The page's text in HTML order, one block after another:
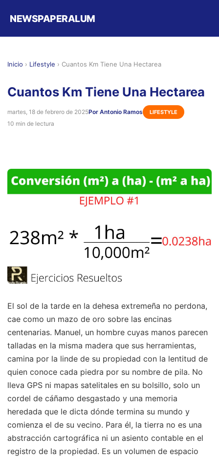
NEWSPAPERALUM
Inicio › Lifestyle › Cuantos Km Tiene Una Hectarea
Cuantos Km Tiene Una Hectarea
martes, 18 de febrero de 2025Por Antonio Ramos LIFESTYLE
10 min de lectura
El sol de la tarde en la dehesa extremeña no perdona,
cae como un mazo de oro sobre las encinas
centenarias. Manuel, un hombre cuyas manos parecen
talladas en la misma madera que sus herramientas,
camina por la linde de su propiedad con la lentitud de
quien conoce cada piedra por su nombre de pila. No
lleva GPS ni mapas satelitales en su bolsillo, solo un
cordel de cáñamo desgastado y una memoria
heredada que le dicta dónde termina su mundo y
comienza el de su vecino. Para él, la tierra no es una
abstracción cartográfica ni un asiento contable en el
registro de la propiedad. Es un volumen de espacio